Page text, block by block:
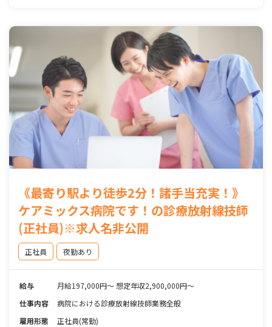
《最寄り駅より徒歩2分！諸手当充実！》
ケアミックス病院です！の診療放射線技師
(正社員)※求人名非公開
正社員 夜勤あり
給与
月給197,000円〜 想定年収2,900,000円～
仕事内容
病院における診療放射線技師業務全般
雇用形態
正社員(常勤)